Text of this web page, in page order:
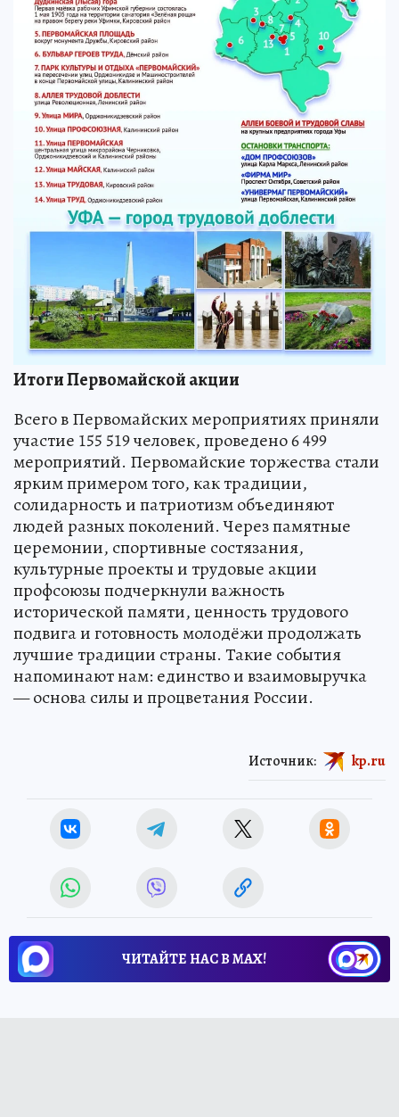
Итоги Первомайской акции
Всего в Первомайских мероприятиях приняли
участие 155 519 человек, проведено 6 499
мероприятий. Первомайские торжества стали
ярким примером того, как традиции,
солидарность и патриотизм объединяют
людей разных поколений. Через памятные
церемонии, спортивные состязания,
культурные проекты и трудовые акции
профсоюзы подчеркнули важность
исторической памяти, ценность трудового
подвига и готовность молодёжи продолжать
лучшие традиции страны. Такие события
напоминают нам: единство и взаимовыручка
— основа силы и процветания России.
Источник: kp.ru
ЧИТАЙТЕ НАС В МАХ!